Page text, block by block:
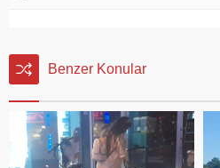
Benzer Konular